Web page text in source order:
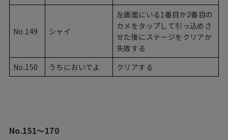
No.149 シャイ
左画面にいる1番目か2番目の
カメをタップして引っ込めさ
せた後にステージをクリアか
失敗する
No.150
うちにおいでよ クリアする
No.151〜170